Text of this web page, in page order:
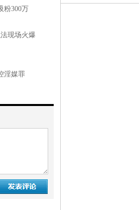
粉300万
现场火爆
淫媒罪